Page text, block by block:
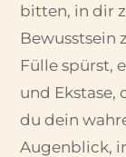
bitten, in dir
Bewusstsein
Fülle spürst,
und Ekstase,
du dein
Augenblick,